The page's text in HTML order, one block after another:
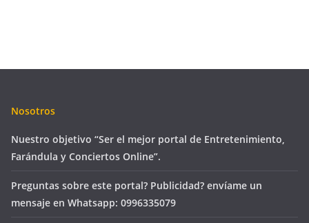
Nosotros
Nuestro objetivo “Ser el mejor portal de Entretenimiento,
Farándula y Conciertos Online”.
Preguntas sobre este portal? Publicidad? envíame un
mensaje en Whatsapp: 0996335079